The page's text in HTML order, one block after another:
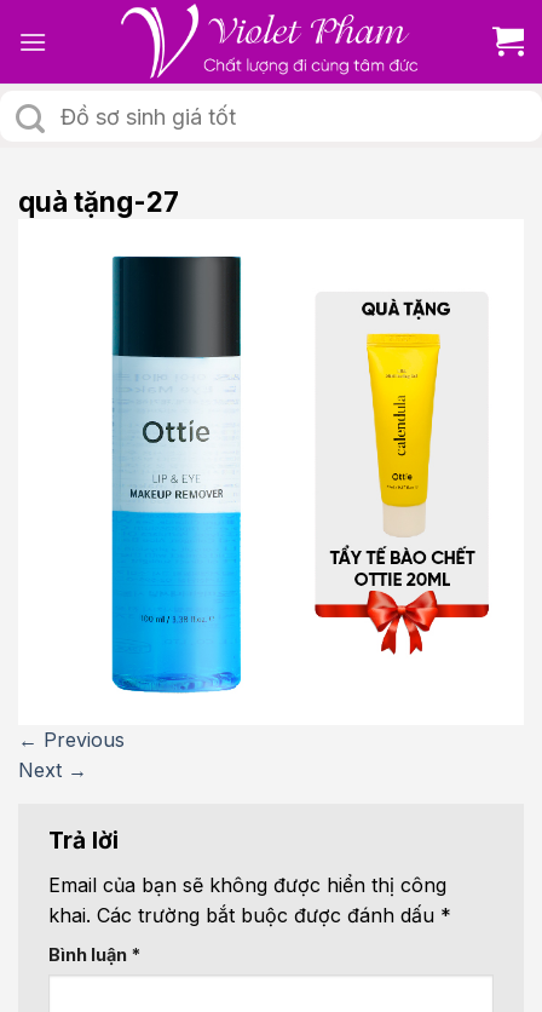
Tìm
kiếm:
quà tặng-27
← Previous
Next →
Trả lời
Email của bạn sẽ không được hiển thị công
khai. Các trường bắt buộc được đánh dấu *
Bình luận *